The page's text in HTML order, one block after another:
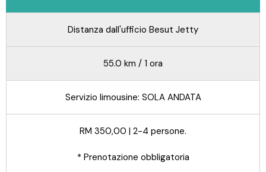
Distanza dall'ufficio Besut Jetty
55.0 km / 1 ora
Servizio limousine: SOLA ANDATA
RM 350,00 | 2-4 persone.
* Prenotazione obbligatoria